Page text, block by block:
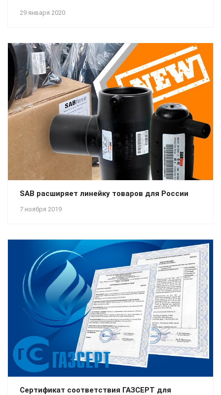
29 января 2020
7 ноября 2019
SAB расширяет линейку товаров для России
Сертификат соответствия ГАЗСЕРТ для